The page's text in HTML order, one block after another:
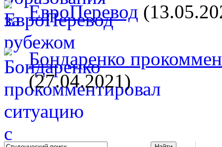
ЕвроПеревод
Бондаренко
(27.04.2021)